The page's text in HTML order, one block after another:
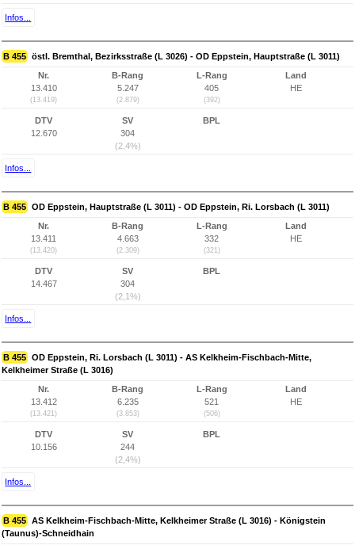
Infos...
B 455 östl. Bremthal, Bezirksstraße (L 3026) - OD Eppstein, Hauptstraße (L 3011)
Nr.
13.410
(13.419)
B-Rang
5.247
(2.879)
L-Rang
405
(392)
Land
HE
DTV
12.670
SV
304
(2,4%)
BPL
Infos...
B 455 OD Eppstein, Hauptstraße (L 3011) - OD Eppstein, Ri. Lorsbach (L 3011)
Nr.
13.411
(13.420)
B-Rang
4.663
(2.309)
L-Rang
332
(321)
Land
HE
DTV
14.467
SV
304
(2,1%)
BPL
Infos...
B 455 OD Eppstein, Ri. Lorsbach (L 3011) - AS Kelkheim-Fischbach-Mitte,
Kelkheimer Straße (L 3016)
Nr.
13.412
(13.421)
B-Rang
6.235
(3.853)
L-Rang
521
(506)
Land
HE
DTV
10.156
SV
244
(2,4%)
BPL
Infos...
B 455 AS Kelkheim-Fischbach-Mitte, Kelkheimer Straße (L 3016) - Königstein
(Taunus)-Schneidhain